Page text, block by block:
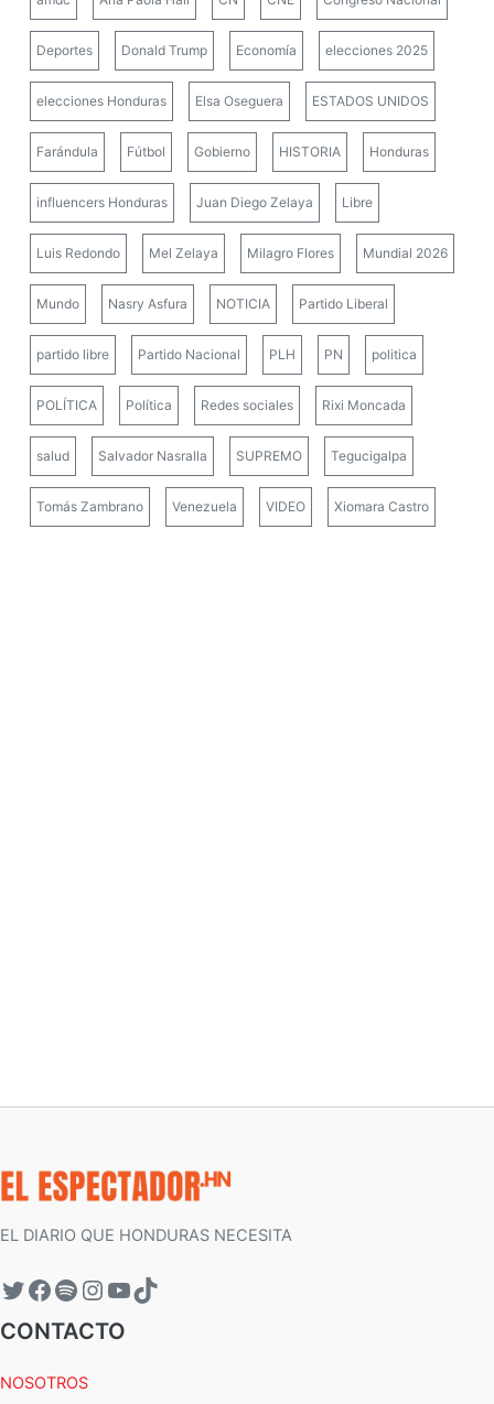
Deportes Donald Trump Economía elecciones 2025
elecciones Honduras Elsa Oseguera ESTADOS UNIDOS
Farándula Fútbol Gobierno HISTORIA Honduras
influencers Honduras Juan Diego Zelaya Libre
Luis Redondo Mel Zelaya Milagro Flores Mundial 2026
Mundo Nasry Asfura NOTICIA Partido Liberal
partido libre Partido Nacional PLH PN politica
POLÍTICA Política Redes sociales Rixi Moncada
salud Salvador Nasralla SUPREMO Tegucigalpa
Tomás Zambrano Venezuela VIDEO Xiomara Castro
EL DIARIO QUE HONDURAS NECESITA
CONTACTO
NOSOTROS